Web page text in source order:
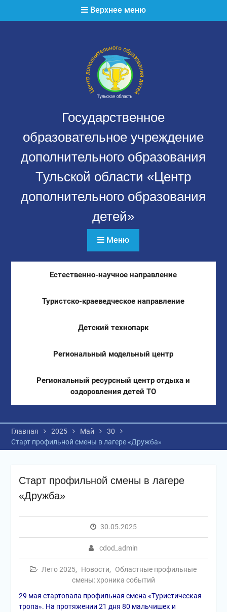
Верхнее меню
Государственное
образовательное учреждение
дополнительного образования
Тульской области «Центр
дополнительного образования
детей»
Меню
Естественно-научное направление
Туристско-краеведческое направление
Детский технопарк
Региональный модельный центр
Региональный ресурсный центр отдыха и
оздоровления детей ТО
Главная 2025 Май
30
Старт профильной смены в лагере «Дружба»
Старт профильной смены в лагере
«Дружба»
30.05.2025
cdod_admin
Лето 2025, Новости,
Областные профильные
смены: хроника событий
29 мая стартовала профильная смена «Туристическая
тропа». На протяжении 21 дня 80 мальчишек и